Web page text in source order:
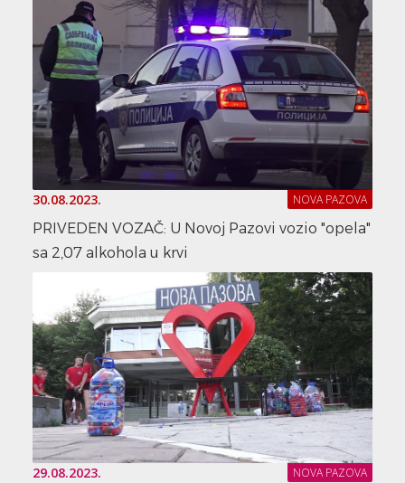
30.08.2023. NOVA PAZOVA
PRIVEDEN VOZAČ: U Novoj Pazovi vozio "opela"
sa 2,07 alkohola u krvi
29.08.2023. NOVA PAZOVA